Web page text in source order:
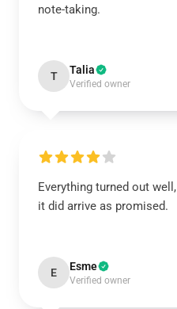
note-taking.
T Talia
Verified owner
Everything turned out
it did arrive as promised.
E Esme
Verified owner